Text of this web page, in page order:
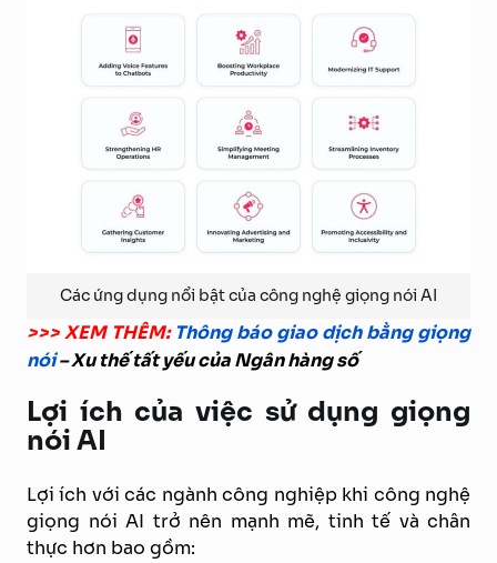
Các ứng dụng nổi bật của công nghệ giọng nói AI
>>> XEM THÊM: Thông báo giao dịch bằng giọng
nói– Xu thế tất yếu của Ngân hàng số
Lợi ích của việc sử dụng giọng
nói AI
Lợi ích với các ngành công nghiệp khi công nghệ
giọng nói AI trở nên mạnh mẽ, tinh tế và chân
thực hơn bao gồm: